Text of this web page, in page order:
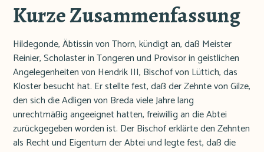
Kurze Zusammenfassung
Hildegonde, Äbtissin von Thorn, kündigt an, daß Meister
Reinier, Scholaster in Tongeren und Provisor in geistlichen
Angelegenheiten von Hendrik III, Bischof von Lüttich, das
Kloster besucht hat. Er stellte fest, daß der Zehnte von Gilze,
den sich die Adligen von Breda viele Jahre lang
unrechtmäßig angeeignet hatten, freiwillig an die Abtei
zurückgegeben worden ist. Der Bischof erklärte den Zehnten
als Recht und Eigentum der Abtei und legte fest, daß die